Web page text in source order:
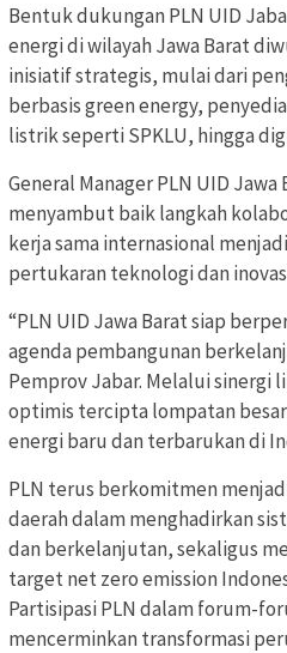
Bentuk dukungan PLN UID
energi di wilayah Jawa Barat
inisiatif strategis, mulai dari
berbasis green energy,
listrik seperti SPKLU, hingga
General Manager PLN UID
menyambut baik langkah
kerja sama internasional
pertukaran teknologi dan
“PLN UID Jawa Barat siap
agenda pembangunan
Pemprov Jabar. Melalui sinergi
optimis tercipta lompatan
energi baru dan terbarukan di
PLN terus berkomitmen
daerah dalam menghadirkan
dan berkelanjutan, sekaligus
target net zero emission
Partisipasi PLN dalam forum-
mencerminkan transformasi